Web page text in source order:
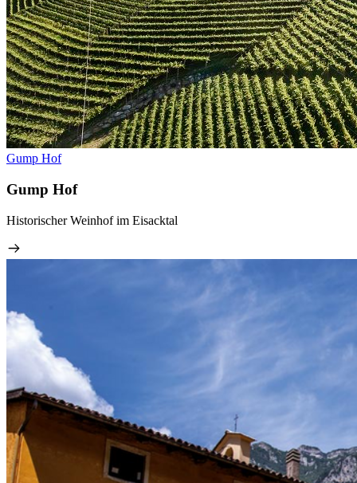
Gump Hof
Gump Hof
Historischer Weinhof im Eisacktal